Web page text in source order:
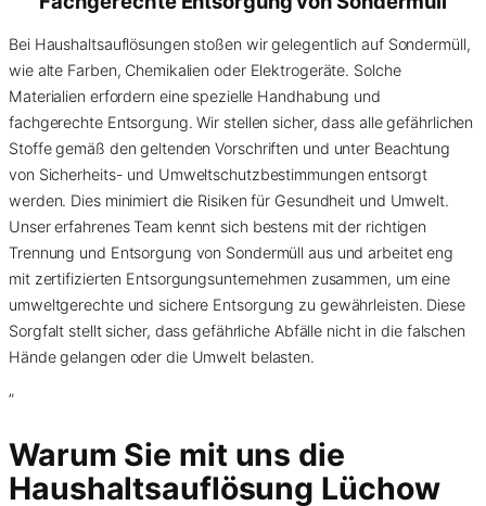
Bei Haushaltsauflösungen stoßen wir gelegentlich auf Sondermüll,
wie alte Farben, Chemikalien oder Elektrogeräte. Solche
Materialien erfordern eine spezielle Handhabung und
fachgerechte Entsorgung. Wir stellen sicher, dass alle gefährlichen
Stoffe gemäß den geltenden Vorschriften und unter Beachtung
von Sicherheits- und Umweltschutzbestimmungen entsorgt
werden. Dies minimiert die Risiken für Gesundheit und Umwelt.
Unser erfahrenes Team kennt sich bestens mit der richtigen
Trennung und Entsorgung von Sondermüll aus und arbeitet eng
mit zertifizierten Entsorgungsunternehmen zusammen, um eine
umweltgerechte und sichere Entsorgung zu gewährleisten. Diese
Sorgfalt stellt sicher, dass gefährliche Abfälle nicht in die falschen
Hände gelangen oder die Umwelt belasten.
”
Warum Sie mit uns die
Haushaltsauflösung Lüchow